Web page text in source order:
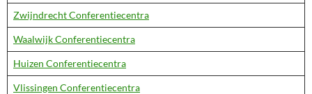
Zwijndrecht Conferentiecentra
Waalwijk Conferentiecentra
Huizen Conferentiecentra
Vlissingen Conferentiecentra